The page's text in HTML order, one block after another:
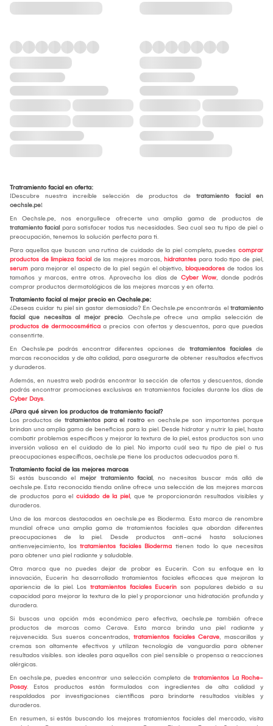
Tratramiento facial en oferta:
¡Descubre nuestra increíble selección de productos de tratamiento facial en
oechsle.pe!
En Oechsle.pe, nos enorgullece ofrecerte una amplia gama de productos de
tratamiento facial para satisfacer todas tus necesidades. Sea cual sea tu tipo de piel o
preocupación, tenemos la solución perfecta para ti.
Para aquellos que buscan una rutina de cuidado de la piel completa, puedes comprar
productos de limpieza facial de las mejores marcas, hidratantes para todo tipo de piel,
serum para mejorar el aspecto de la piel según el objetivo, bloqueadores de todos los
tamaños y marcas, entre otros. Aprovecha los días de Cyber Wow, donde podrás
comprar productos dermatológicos de las mejores marcas y en oferta.
Tratamiento facial al mejor precio en Oechsle.pe:
¿Deseas cuidar tu piel sin gastar demasiado? En Oechsle.pe encontrarás el tratamiento
facial que necesitas al mejor precio. Oechsle.pe ofrece una amplia selección de
productos de dermocosmética a precios con ofertas y descuentos, para que puedas
consentirte.
En Oechsle.pe podrás encontrar diferentes opciones de tratamientos faciales de
marcas reconocidas y de alta calidad, para asegurarte de obtener resultados efectivos
y duraderos.
Además, en nuestra web podrás encontrar la sección de ofertas y descuentos, donde
podrás encontrar promociones exclusivas en tratamientos faciales durante los días de
Cyber Days.
¿Para qué sirven los productos de tratamiento facial?
Los productos de tratamientos para el rostro en oechsle.pe son importantes porque
brindan una amplia gama de beneficios para la piel. Desde hidratar y nutrir la piel, hasta
combatir problemas específicos y mejorar la textura de la piel, estos productos son una
inversión valiosa en el cuidado de la piel. No importa cuál sea tu tipo de piel o tus
preocupaciones específicas, oechsle.pe tiene los productos adecuados para ti.
Tratamiento facial de las mejores marcas
Si estás buscando el mejor tratamiento facial, no necesitas buscar más allá de
oechsle.pe. Esta reconocida tienda online ofrece una selección de las mejores marcas
de productos para el cuidado de la piel, que te proporcionarán resultados visibles y
duraderos.
Una de las marcas destacadas en oechsle.pe es Bioderma. Esta marca de renombre
mundial ofrece una amplia gama de tratamientos faciales que abordan diferentes
preocupaciones de la piel. Desde productos anti-acné hasta soluciones
antienvejecimiento, los tratamientos faciales Bioderma tienen todo lo que necesitas
para obtener una piel radiante y saludable.
Otra marca que no puedes dejar de probar es Eucerin. Con su enfoque en la
innovación, Eucerin ha desarrollado tratamientos faciales eficaces que mejoran la
apariencia de la piel. Los tratamientos faciales Eucerin son populares debido a su
capacidad para mejorar la textura de la piel y proporcionar una hidratación profunda y
duradera.
Si buscas una opción más económica pero efectiva, oechsle.pe también ofrece
productos de marcas como Cerave. Esta marca brinda una piel radiante y
rejuvenecida. Sus sueros concentrados, tratamientos faciales Cerave, mascarillas y
cremas son altamente efectivos y utilizan tecnología de vanguardia para obtener
resultados visibles. son ideales para aquellos con piel sensible o propensa a reacciones
alérgicas.
En oechsle.pe, puedes encontrar una selección completa de tratamientos La Roche-
Posay. Estos productos están formulados con ingredientes de alta calidad y
respaldados por investigaciones científicas para brindarte resultados visibles y
duraderos.
En resumen, si estás buscando los mejores tratamientos faciales del mercado, visita